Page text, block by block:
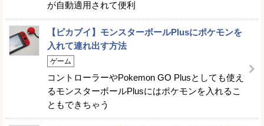
が自動適用されて便利
【ピカブイ】モンスターボールPlusにポケモンを
入れて連れ出す方法
ゲーム
コントローラーやPokemon GO Plusとしても使え
るモンスターボールPlusにはポケモンを入れるこ
ともできちゃう